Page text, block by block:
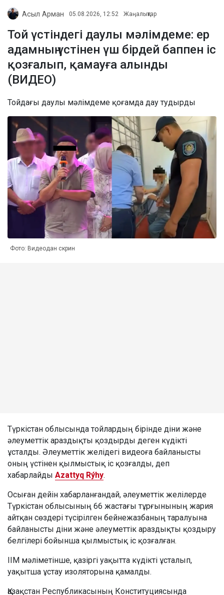
Асыл Арман 05.08.2026, 12:52 Жаңалықтар
Той үстіндегі даулы мәлімдеме: ер
адамның үстінен үш бірдей баппен іс
қозғалып, қамауға алынды
(ВИДЕО)
Тойдағы даулы мәлімдеме қоғамда дау тудырды
Фото: Видеодан скрин
Түркістан облысында тойлардың бірінде діни және
әлеуметтік араздықты қоздырды деген күдікті
ұсталды. Әлеуметтік желідегі видеоға байланысты
оның үстінен қылмыстық іс қозғалды, деп
хабарлайды Azattyq Rýhy.
Осыған дейін хабарланғандай, әлеуметтік желілерде
Түркістан облысының 66 жастағы тұрғынының жария
айтқан сөздері түсірілген бейнежазбаның таралуына
байланысты діни және әлеуметтік араздықты қоздыру
белгілері бойынша қылмыстық іс қозғалған.
ІІМ мәліметінше, қазіргі уақытта күдікті ұсталып,
уақытша ұстау изоляторына қамалды.
Қазақстан Республикасының Конституциясында